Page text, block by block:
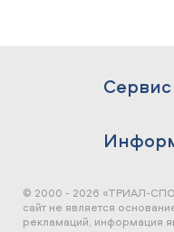
© 2000 - 2026 «ТРИАЛ-
сайт не является
рекламаций, информация